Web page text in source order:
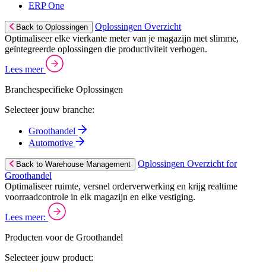
ERP One
Back to Oplossingen
Oplossingen Overzicht
Optimaliseer elke vierkante meter van je magazijn met slimme,
geïntegreerde oplossingen die productiviteit verhogen.
Lees meer
Branchespecifieke Oplossingen
Selecteer jouw branche:
Groothandel
Automotive
Back to Warehouse Management
Oplossingen Overzicht for
Groothandel
Optimaliseer ruimte, versnel orderverwerking en krijg realtime
voorraadcontrole in elk magazijn en elke vestiging.
Lees meer:
Producten voor de Groothandel
Selecteer jouw product: